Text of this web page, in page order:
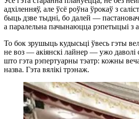
адхіленняў, але ўсё роўна ўрокаў з
быць дзве тыдні, бо далей —
а паралельна пачынаюцца рэпетыцыі з
То бок зрушыць кудысьці ўвесь гэты
не воз — акіянскі лайнер — ужо
што гэта рэпертуарны тэатр: кожны
назва. Гэта вялікі трэнаж.